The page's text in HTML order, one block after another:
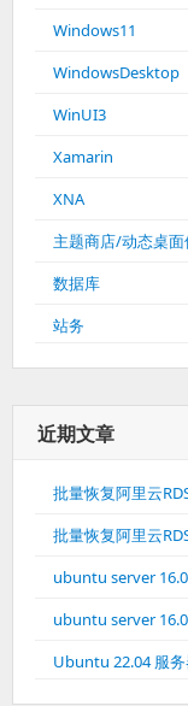
Windows11
WindowsDesktop
WinUI3
Xamarin
XNA
主题商店/动态桌
数据库
站务
近期文章
批量恢复阿里云
批量恢复阿里云
ubuntu server
ubuntu server
Ubuntu 22.04 服